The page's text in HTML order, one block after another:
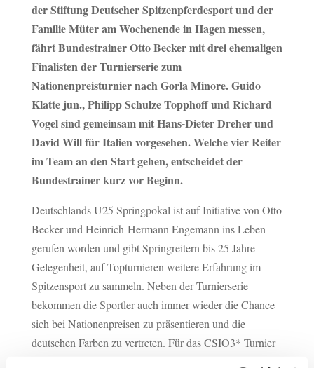
der Stiftung Deutscher Spitzenpferdesport und der
Familie Müter am Wochenende in Hagen messen,
fährt Bundestrainer Otto Becker mit drei ehemaligen
Finalisten der Turnierserie zum
Nationenpreisturnier nach Gorla Minore. Guido
Klatte jun., Philipp Schulze Topphoff und Richard
Vogel sind gemeinsam mit Hans-Dieter Dreher und
David Will für Italien vorgesehen. Welche vier Reiter
im Team an den Start gehen, entscheidet der
Bundestrainer kurz vor Beginn.
Deutschlands U25 Springpokal ist auf Initiative von Otto
Becker und Heinrich-Hermann Engemann ins Leben
gerufen worden und gibt Springreitern bis 25 Jahre
Gelegenheit, auf Topturnieren weitere Erfahrung im
Spitzensport zu sammeln. Neben der Turnierserie
bekommen die Sportler auch immer wieder die Chance
sich bei Nationenpreisen zu präsentieren und die
deutschen Farben zu vertreten. Für das CSIO3* Turnier